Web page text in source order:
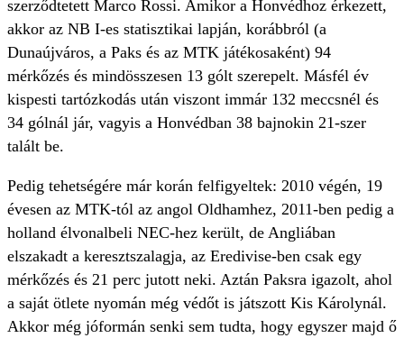
szerződtetett Marco Rossi. Amikor a Honvédhoz érkezett,
akkor az NB I-es statisztikai lapján, korábbról (a
Dunaújváros, a Paks és az MTK játékosaként) 94
mérkőzés és mindösszesen 13 gólt szerepelt. Másfél év
kispesti tartózkodás után viszont immár 132 meccsnél és
34 gólnál jár, vagyis a Honvédban 38 bajnokin 21-szer
talált be.
Pedig tehetségére már korán felfigyeltek: 2010 végén, 19
évesen az MTK-tól az angol Oldhamhez, 2011-ben pedig a
holland élvonalbeli NEC-hez került, de Angliában
elszakadt a keresztszalagja, az Eredivise-ben csak egy
mérkőzés és 21 perc jutott neki. Aztán Paksra igazolt, ahol
a saját ötlete nyomán még védőt is játszott Kis Károlynál.
Akkor még jóformán senki sem tudta, hogy egyszer majd ő